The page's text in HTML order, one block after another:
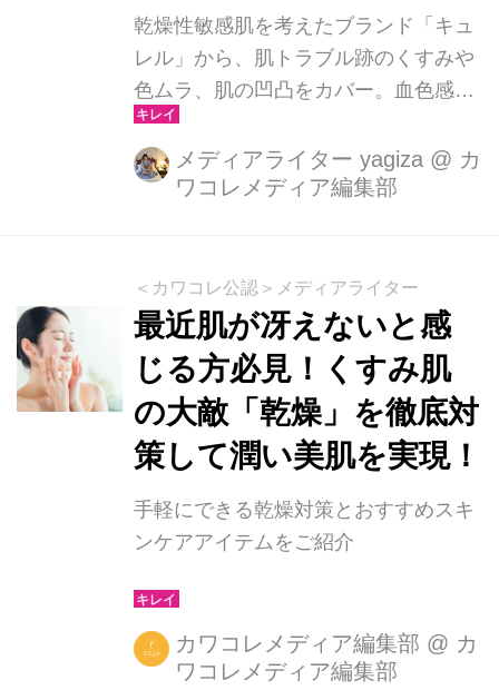
乾燥性敏感肌を考えたブランド「キュ
レル」から、肌トラブル跡のくすみや
色ムラ、肌の凹凸をカバー。血色感の
ある美肌、湯あがりピンク肌に仕上げ
るUVベースミルク『キュレル 色づく
ベースミルク 湯あがりピンク』が２月
メディアライター yagiza @ カ
ワコレメディア編集部
＜カワコレ公認＞メディアライター
最近肌が冴えないと感
じる方必見！くすみ肌
の大敵「乾燥」を徹底対
策して潤い美肌を実現！
手軽にできる乾燥対策とおすすめスキ
ンケアアイテムをご紹介
カワコレメディア編集部 @ カ
ワコレメディア編集部